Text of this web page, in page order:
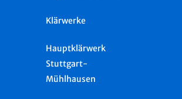
Klärwerke
Hauptklärwerk
Stuttgart-
Mühlhausen